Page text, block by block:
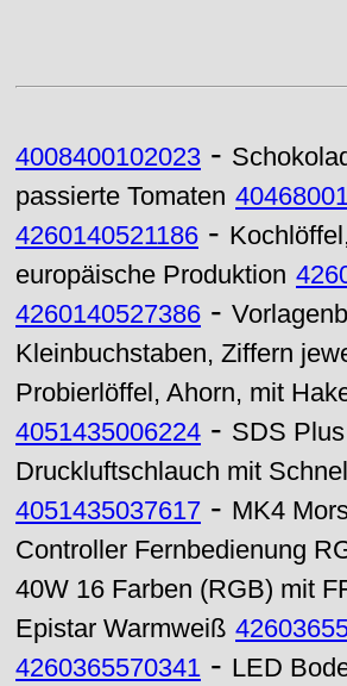
4008400102023 -
passierte Tomaten
4260140521186 -
europäische Produktion
4260140527386 -
Kleinbuchstaben, Ziffern
Probierlöffel, Ahorn, mit
4051435006224 - SDS
Druckluftschlauch mit
4051435037617 - MK4
Controller Fernbedienung
40W 16 Farben (RGB) mit
Epistar Warmweiß
4260365570341 - LED